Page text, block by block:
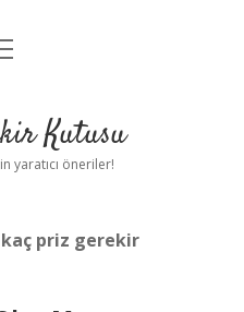
Kutusu
yaratıcı öneriler!
priz gerekir